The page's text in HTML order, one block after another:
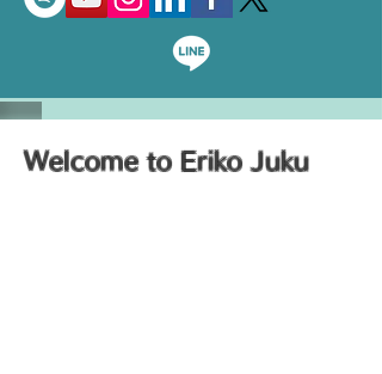
Welcome to Eriko Juku